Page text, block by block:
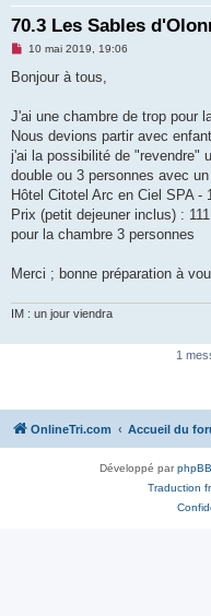
70.3 Les Sables
M
s
g
n
o
l
u
10 mai 2019, 19:06
Bonjour à tous,
J'ai une chambre de trop pour
Nous devions partir avec
j'ai la possibilité de "revendre"
double ou 3 personnes avec
Hôtel Citotel Arc en Ciel SPA -
Prix (petit dejeuner inclus) :
pour la chambre 3 personnes
Merci ; bonne préparation à
IM : un jour viendra
1
OnlineTri.com Accueil du
Développé parphpBB
Traduction